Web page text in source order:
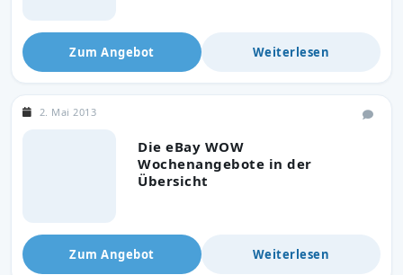
Zum Angebot Weiterlesen
Die eBay WOW
Wochenangebote in der
Übersicht
2. Mai 2013
Zum Angebot Weiterlesen